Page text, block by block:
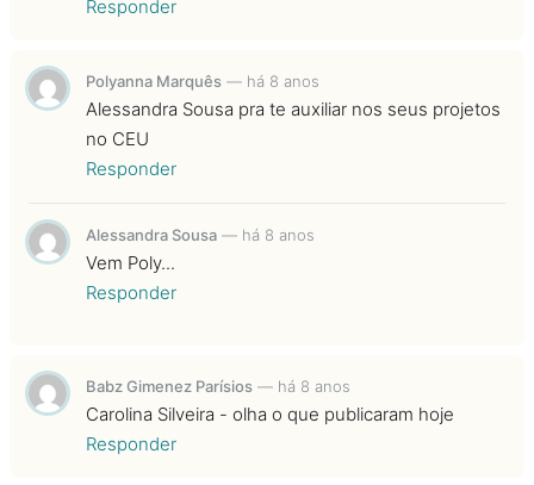
Responder
Polyanna Marquês — há 8 anos
Alessandra Sousa pra te auxiliar nos seus projetos
no CEU
Responder
Alessandra Sousa — há 8 anos
Vem Poly...
Responder
Babz Gimenez Parísios — há 8 anos
Carolina Silveira - olha o que publicaram hoje
Responder